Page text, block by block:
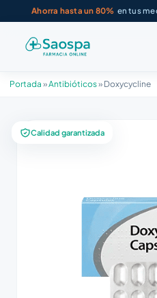
Ahorra hasta un 80% en tus
Portada »Antibióticos» Doxycycline
Calidad garantizada